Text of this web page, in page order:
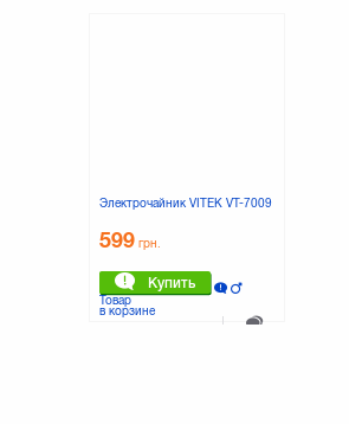
Электрочайник VITEK VT-7009
599 грн.
Купить
Товар
в корзине